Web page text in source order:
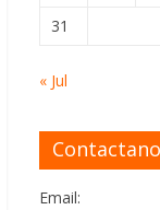
31
« Jul
Email: